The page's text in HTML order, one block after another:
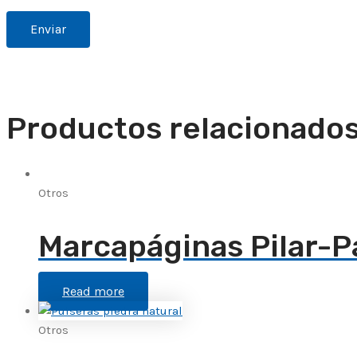
Productos
Otros
Marcapáginas Pilar-
Read more
Otros